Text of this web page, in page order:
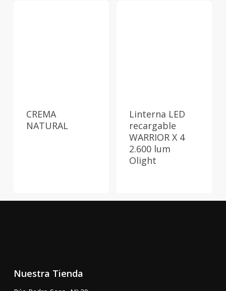
CREMA
NATURAL
Linterna LED
recargable
WARRIOR X 4
2.600 lum
Olight
Nuestra Tienda